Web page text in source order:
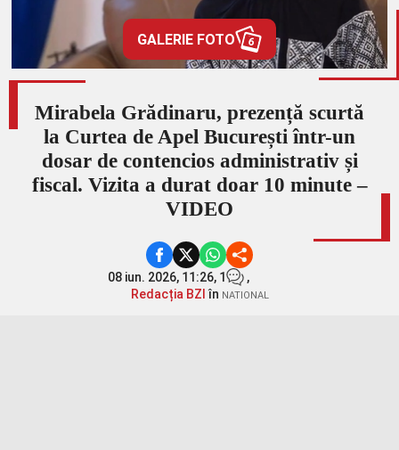
GALERIE FOTO 6
Mirabela Grădinaru, prezență scurtă
la Curtea de Apel București într-un
dosar de contencios administrativ și
fiscal. Vizita a durat doar 10 minute –
VIDEO
08 iun. 2026, 11:26, 1
,
Redacția BZI în NATIONAL